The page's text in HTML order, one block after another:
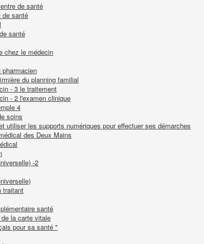
de santé
de santé
santé
chez le médecin
du planning familial
- 3 le traitement
- 2 l'examen clinique
4
soins
utiliser les supports numériques pour effectuer ses démarches
des Deux Mains
-2
traitant
santé
la carte vitale
pour sa santé "